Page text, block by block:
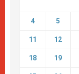
4 5
11 12
18 19